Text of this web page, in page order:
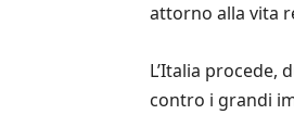
attorno alla vita
L’Italia procede,
contro i grandi